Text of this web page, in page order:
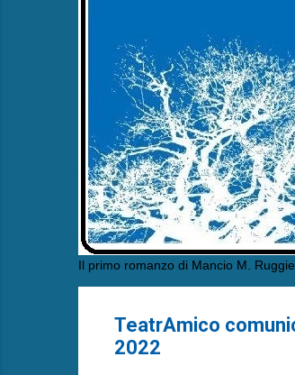
Il primo romanzo di Mancio M.
TeatrAmico
2022